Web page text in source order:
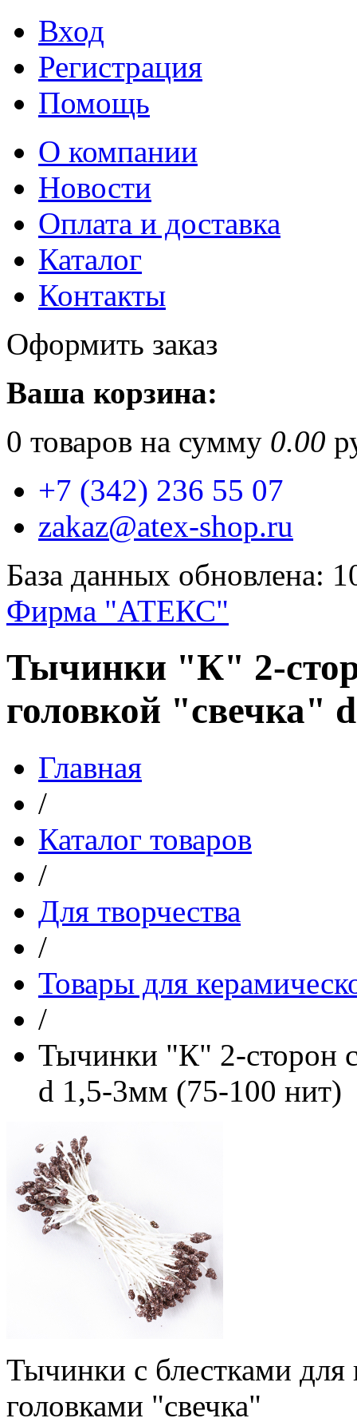
Вход
Регистрация
Помощь
О компании
Новости
Оплата и доставка
Каталог
Контакты
Оформить заказ
Ваша корзина:
0 товаров на сумму 0.00
+7 (342) 236 55 07
zakaz@atex-shop.ru
База данных обновлена:
Фирма "АТЕКС"
Тычинки "К" 2-
головкой "свечка"
Главная
/
Каталог товаров
/
Для творчества
/
Товары для
/
Тычинки "К" 2-сторон с
d 1,5-3мм (75-100 нит)
Тычинки с блестками для
головками "свечка"